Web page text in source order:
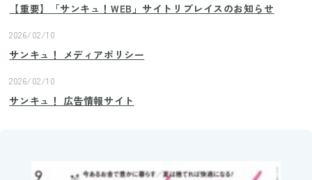
【重要】「サンキュ！WEB」サイトリプレイスのお知らせ
2026/02/10
サンキュ！ メディアポリシー
2026/02/10
サンキュ！ 広告情報サイト